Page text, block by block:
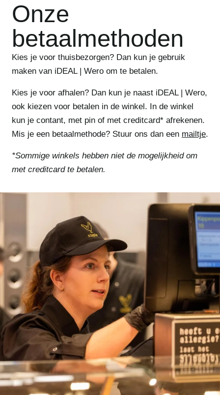
Onze
betaalmethoden
Kies je voor thuisbezorgen? Dan kun je gebruik
maken van iDEAL | Wero om te betalen.
Kies je voor afhalen? Dan kun je naast iDEAL | Wero,
ook kiezen voor betalen in de winkel. In de winkel
kun je contant, met pin of met creditcard* afrekenen.
Mis je een betaalmethode? Stuur ons dan een mailtje.
*Sommige winkels hebben niet de mogelijkheid om
met creditcard te betalen.